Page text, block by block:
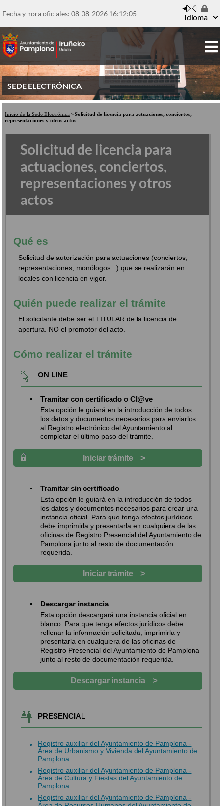
al
principal
Fecha y hora oficiales: 08-08-2026 16:12:06 Idioma
SEDE ELECTRÓNICA
Inicio de la Sede Electrónica
Solicitud de licencia para actuaciones, conciertos,
representaciones y otros actos
Solicitud de licencia para
actuaciones, conciertos,
representaciones y otros
actos
Qué es
Solicitud de autorización para actuaciones (conciertos,
representaciones, monólogos...) que se realizarán en
locales con licencia en vigor.
Quién puede realizar el trámite
El solicitante debe ser el TITULAR de la licencia de
apertura. NO el promotor del acto.
Cómo realizar el trámite
ON LINE
Tramitar con certificado o Cl@ve
Esta opción le guiará en la introducción de todos
los datos y documentos necesarios para enviarlos
al Registro electrónico del Ayuntamiento al
completar el último paso del trámite.
Iniciar trámite >
Tramitar sin certificado
Esta opción le guiará en la introducción de todos
los datos y documentos necesarios para crear una
instancia oficial. Para que tenga efectos jurídicos
debe imprimirla y presentarla en cualquiera de las
oficinas de Registro Presencial del Ayuntamiento de
Pamplona junto al resto de documentación
requerida.
Iniciar trámite >
Descargar instancia
Esta opción descargará una instancia oficial en
blanco. Para que tenga efectos jurídicos debe
rellenar la información solicitada, imprimirla y
presentarla en cualquiera de las oficinas de
Registro Presencial del Ayuntamiento de Pamplona
junto al resto de documentación requerida.
Descargar instancia >
PRESENCIAL
Registro auxiliar del Ayuntamiento de Pamplona -
Área de Urbanismo y Vivienda del Ayuntamiento de
Pamplona
Registro auxiliar del Ayuntamiento de Pamplona -
Área de Cultura y Fiestas del Ayuntamiento de
Pamplona
Registro auxiliar del Ayuntamiento de Pamplona -